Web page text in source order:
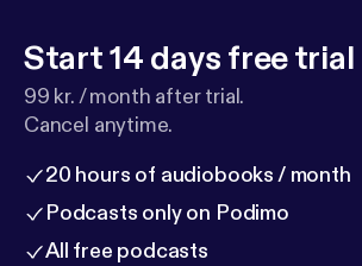
Start 14 days free trial
99 kr. / month after trial.
Cancel anytime.
20 hours of audiobooks / month
Podcasts only on Podimo
All free podcasts